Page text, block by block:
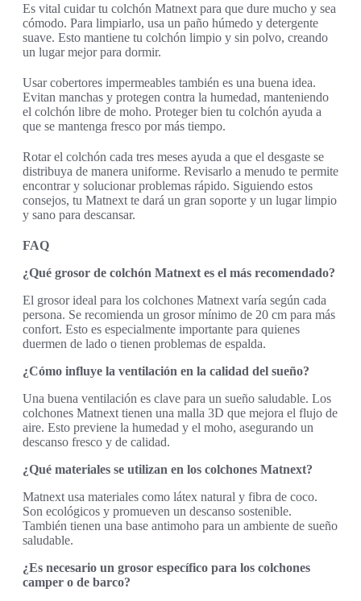
Es vital cuidar tu colchón Matnext para que dure mucho y sea
cómodo. Para limpiarlo, usa un paño húmedo y detergente
suave. Esto mantiene tu colchón limpio y sin polvo, creando
un lugar mejor para dormir.
Usar cobertores impermeables también es una buena idea.
Evitan manchas y protegen contra la humedad, manteniendo
el colchón libre de moho. Proteger bien tu colchón ayuda a
que se mantenga fresco por más tiempo.
Rotar el colchón cada tres meses ayuda a que el desgaste se
distribuya de manera uniforme. Revisarlo a menudo te permite
encontrar y solucionar problemas rápido. Siguiendo estos
consejos, tu Matnext te dará un gran soporte y un lugar limpio
y sano para descansar.
FAQ
¿Qué grosor de colchón Matnext es el más recomendado?
El grosor ideal para los colchones Matnext varía según cada
persona. Se recomienda un grosor mínimo de 20 cm para más
confort. Esto es especialmente importante para quienes
duermen de lado o tienen problemas de espalda.
¿Cómo influye la ventilación en la calidad del sueño?
Una buena ventilación es clave para un sueño saludable. Los
colchones Matnext tienen una malla 3D que mejora el flujo de
aire. Esto previene la humedad y el moho, asegurando un
descanso fresco y de calidad.
¿Qué materiales se utilizan en los colchones Matnext?
Matnext usa materiales como látex natural y fibra de coco.
Son ecológicos y promueven un descanso sostenible.
También tienen una base antimoho para un ambiente de sueño
saludable.
¿Es necesario un grosor específico para los colchones
camper o de barco?